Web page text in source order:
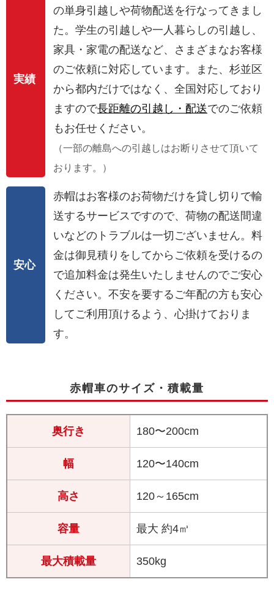
実績
の単身引越しや荷物配送を行なってきまし
た。学生の引越しや一人暮らしの引越し、
家具・家電の配送など、さまざまなお客様
のご依頼に対応しています。また、杉並区
から都内だけではなく、全国対応しており
ますので長距離の引越し・配送でのご依頼
もお任せください。
（一部の離島への引越しはお断りさせて頂いて
おります。）
安心
赤帽はお客様のお荷物だけを貸し切りで輸
送するサービスですので、荷物の配送間違
いなどのトラブルは一切ございません。料
金は御見積りをしてからご依頼を受けるの
で追加料金は発生いたしませんのでご安心
ください。不安を要するご年配の方も安心
してご利用頂けるよう、心掛けておりま
す。
赤帽車のサイズ・積載量
奥行き 180〜200cm
幅 120〜140cm
高さ 120～165cm
容量 最大 約4㎥
最大積載量 350kg